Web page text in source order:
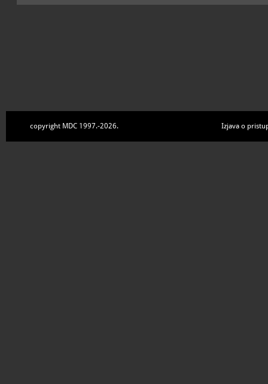
copyright MDC 1997.-2026. Izjava o